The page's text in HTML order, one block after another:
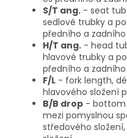
S/T ang. - seat
sedlové trubky a
předního a zadního
H/T ang. - head
hlavové trubky a
předního a zadního
F/L - fork length,
hlavového složení
B/B drop - bottom
mezi pomyslnou
středového